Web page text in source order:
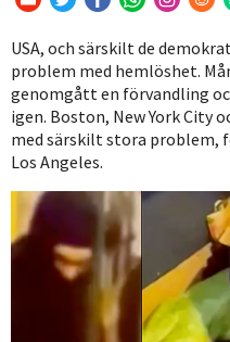
USA, och särskilt de
problem med hemlöshet.
genomgått en förvandling
igen. Boston, New York City
med särskilt stora problem,
Los Angeles.